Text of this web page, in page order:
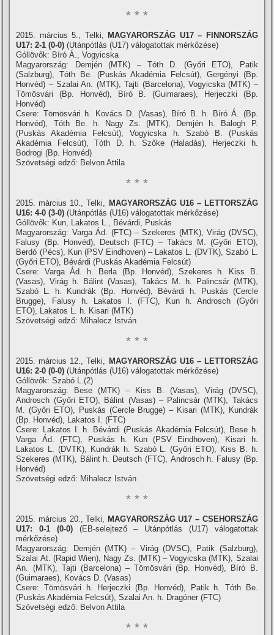
* * *
2015. március 5., Telki, MAGYARORSZÁG U17 – FINNORSZÁG
U17: 2-1 (0-0) (Utánpótlás (U17) válogatottak mérkőzése)
Góllövők: Bí­ró Á., Vogyicska
Magyarország: Demjén (MTK) – Tóth D. (Győri ETO), Patik
(Salzburg), Tóth Be. (Puskás Akadémia Felcsút), Gergényi (Bp.
Honvéd) – Szalai An. (MTK), Tajti (Barcelona), Vogyicska (MTK) –
Tömösvári (Bp. Honvéd), Bí­ró B. (Guimaraes), Herjeczki (Bp.
Honvéd)
Csere: Tömösvári h. Kovács D. (Vasas), Bí­ró B. h. Bí­ró Á. (Bp.
Honvéd), Tóth Be. h. Nagy Zs. (MTK), Demjén h. Balogh P.
(Puskás Akadémia Felcsút), Vogyicska h. Szabó B. (Puskás
Akadémia Felcsút), Tóth D. h. Szőke (Haladás), Herjeczki h.
Bodrogi (Bp. Honvéd)
Szövetségi edző: Belvon Attila
* * *
2015. március 10., Telki, MAGYARORSZÁG U16 – LETTORSZÁG
U16: 4-0 (3-0) (Utánpótlás (U16) válogatottak mérkőzése)
Góllövők: Kun, Lakatos L., Bévárdi, Puskás
Magyarország: Varga Ád. (FTC) – Szekeres (MTK), Virág (DVSC),
Falusy (Bp. Honvéd), Deutsch (FTC) – Takács M. (Győri ETO),
Berdó (Pécs), Kun (PSV Eindhoven) – Lakatos L. (DVTK), Szabó L.
(Győri ETO), Bévárdi (Puskás Akadémia Felcsút)
Csere: Varga Ád. h. Berla (Bp. Honvéd), Szekeres h. Kiss B.
(Vasas), Virág h. Bálint (Vasas), Takács M. h. Palincsár (MTK),
Szabó L. h. Kundrák (Bp. Honvéd), Bévárdi h. Puskás (Cercle
Brugge), Falusy h. Lakatos I. (FTC), Kun h. Androsch (Győri
ETO), Lakatos L. h. Kisari (MTK)
Szövetségi edző: Mihalecz István
* * *
2015. március 12., Telki, MAGYARORSZÁG U16 – LETTORSZÁG
U16: 2-0 (0-0) (Utánpótlás (U16) válogatottak mérkőzése)
Góllövők: Szabó L.(2)
Magyarország: Bese (MTK) – Kiss B. (Vasas), Virág (DVSC),
Androsch (Győri ETO), Bálint (Vasas) – Palincsár (MTK), Takács
M. (Győri ETO), Puskás (Cercle Brugge) – Kisari (MTK), Kundrák
(Bp. Honvéd), Lakatos I. (FTC)
Csere: Lakatos I. h. Bévárdi (Puskás Akadémia Felcsút), Bese h.
Varga Ád. (FTC), Puskás h. Kun (PSV Eindhoven), Kisari h.
Lakatos L. (DVTK), Kundrák h. Szabó L. (Győri ETO), Kiss B. h.
Szekeres (MTK), Bálint h. Deutsch (FTC), Androsch h. Falusy (Bp.
Honvéd)
Szövetségi edző: Mihalecz István
* * *
2015. március 20., Telki, MAGYARORSZÁG U17 – CSEHORSZÁG
U17: 0-1 (0-0)(EB-selejtező – Utánpótlás (U17) válogatottak
mérkőzése)
Magyarország: Demjén (MTK) – Virág (DVSC), Patik (Salzburg),
Szalai At. (Rapid Wien), Nagy Zs. (MTK) – Vogyicska (MTK), Szalai
An. (MTK), Tajti (Barcelona) – Tömösvári (Bp. Honvéd), Bí­ró B.
(Guimaraes), Kovács D. (Vasas)
Csere: Tömösvári h. Herjeczki (Bp. Honvéd), Patik h. Tóth Be.
(Puskás Akadémia Felcsút), Szalai An. h. Dragóner (FTC)
Szövetségi edző: Belvon Attila
* * *